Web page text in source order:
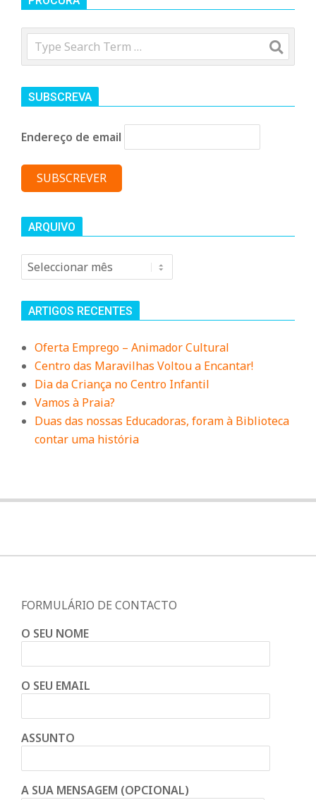
n
d
e
Search
SUBSCREVA
Endereço de email
ARQUIVO
Arquivo
ARTIGOS RECENTES
Oferta Emprego – Animador Cultural
Centro das Maravilhas Voltou a Encantar!
Dia da Criança no Centro Infantil
Vamos à Praia?
Duas das nossas Educadoras, foram à Biblioteca
contar uma história
FORMULÁRIO DE CONTACTO
O SEU NOME
O SEU EMAIL
ASSUNTO
A SUA MENSAGEM (OPCIONAL)